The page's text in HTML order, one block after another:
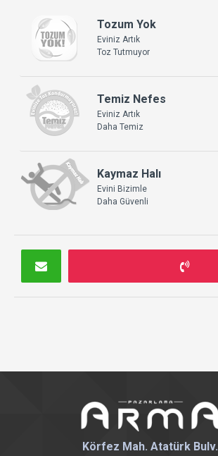
Tozum Yok
Eviniz Artık
Toz Tutmuyor
Temiz Nefes
Eviniz Artık
Daha Temiz
Kaymaz Halı
Evini Bizimle
Daha Güvenli
Körfez Mah. Atatürk Bulv.